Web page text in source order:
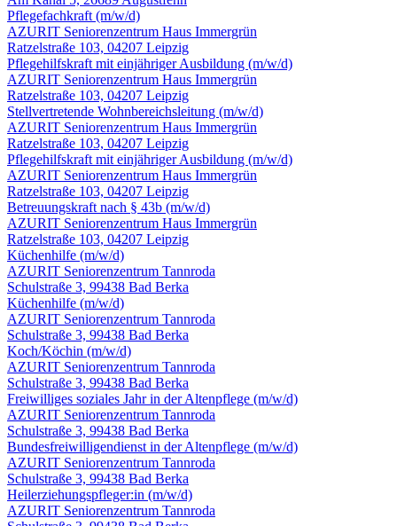
Pflegefachkraft (m/w/d)
AZURIT Seniorenzentrum Haus Immergrün
Ratzelstraße 103, 04207 Leipzig
Pflegehilfskraft mit einjähriger Ausbildung (m/w/d)
AZURIT Seniorenzentrum Haus Immergrün
Ratzelstraße 103, 04207 Leipzig
Stellvertretende Wohnbereichsleitung (m/w/d)
AZURIT Seniorenzentrum Haus Immergrün
Ratzelstraße 103, 04207 Leipzig
Pflegehilfskraft mit einjähriger Ausbildung (m/w/d)
AZURIT Seniorenzentrum Haus Immergrün
Ratzelstraße 103, 04207 Leipzig
Betreuungskraft nach § 43b (m/w/d)
AZURIT Seniorenzentrum Haus Immergrün
Ratzelstraße 103, 04207 Leipzig
Küchenhilfe (m/w/d)
AZURIT Seniorenzentrum Tannroda
Schulstraße 3, 99438 Bad Berka
Küchenhilfe (m/w/d)
AZURIT Seniorenzentrum Tannroda
Schulstraße 3, 99438 Bad Berka
Koch/Köchin (m/w/d)
AZURIT Seniorenzentrum Tannroda
Schulstraße 3, 99438 Bad Berka
Freiwilliges soziales Jahr in der Altenpflege (m/w/d)
AZURIT Seniorenzentrum Tannroda
Schulstraße 3, 99438 Bad Berka
Bundesfreiwilligendienst in der Altenpflege (m/w/d)
AZURIT Seniorenzentrum Tannroda
Schulstraße 3, 99438 Bad Berka
Heilerziehungs­pfleger:in (m/w/d)
AZURIT Seniorenzentrum Tannroda